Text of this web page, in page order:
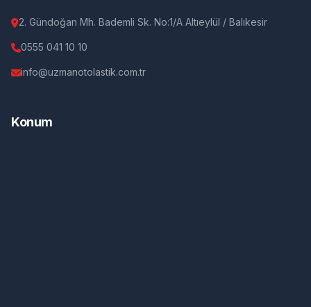
2. Gündoğan Mh. Bademli Sk. No:1/A Altıeylül / Balıkesir
0555 041 10 10
info@uzmanotolastik.com.tr
Konum